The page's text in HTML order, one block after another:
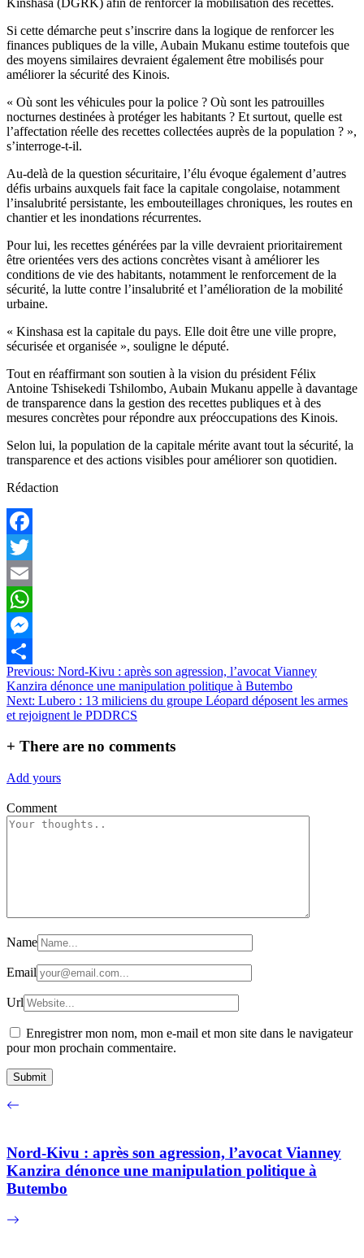
Si cette démarche peut s’inscrire dans la logique de renforcer les
finances publiques de la ville, Aubain Mukanu estime toutefois que
des moyens similaires devraient également être mobilisés pour
améliorer la sécurité des Kinois.
« Où sont les véhicules pour la police ? Où sont les patrouilles
nocturnes destinées à protéger les habitants ? Et surtout, quelle est
l’affectation réelle des recettes collectées auprès de la population ? »,
s’interroge-t-il.
Au-delà de la question sécuritaire, l’élu évoque également d’autres
défis urbains auxquels fait face la capitale congolaise, notamment
l’insalubrité persistante, les embouteillages chroniques, les routes en
chantier et les inondations récurrentes.
Pour lui, les recettes générées par la ville devraient prioritairement
être orientées vers des actions concrètes visant à améliorer les
conditions de vie des habitants, notamment le renforcement de la
sécurité, la lutte contre l’insalubrité et l’amélioration de la mobilité
urbaine.
« Kinshasa est la capitale du pays. Elle doit être une ville propre,
sécurisée et organisée », souligne le député.
Tout en réaffirmant son soutien à la vision du président Félix
Antoine Tshisekedi Tshilombo, Aubain Mukanu appelle à davantage
de transparence dans la gestion des recettes publiques et à des
mesures concrètes pour répondre aux préoccupations des Kinois.
Selon lui, la population de la capitale mérite avant tout la sécurité, la
transparence et des actions visibles pour améliorer son quotidien.
Rédaction
Facebook
Twitter
Email
WhatsApp
Messenger
Partager
Navigation
de
l’article
Previous: Nord-Kivu : après son agression, l’avocat Vianney
Kanzira dénonce une manipulation politique à Butembo
Next: Lubero : 13 miliciens du groupe Léopard déposent les armes
et rejoignent le PDDRCS
+ There are no comments
Add yours
Comment
Name
Email
Url
Enregistrer mon nom, mon e-mail et mon site dans le navigateur
pour mon prochain commentaire.
Nord-Kivu : après son agression, l’avocat Vianney
Kanzira dénonce une manipulation politique à
Butembo